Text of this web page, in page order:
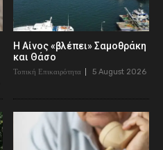
Η Αίνος «βλέπει» Σαμοθράκη
και Θάσο
Τοπική Επικαιρότητα 5 August 2026